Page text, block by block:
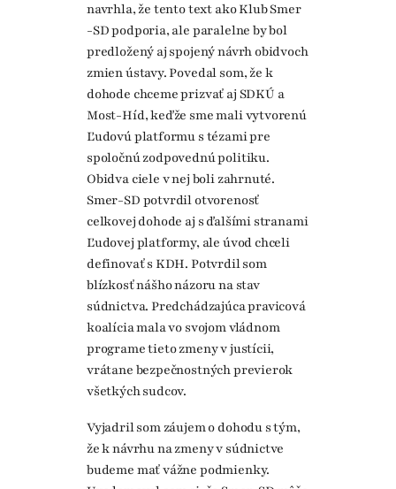
navrhla, že tento text ako Klub Smer
-SD podporia, ale paralelne by bol
predložený aj spojený návrh obidvoch
zmien ústavy. Povedal som, že k
dohode chceme prizvať aj SDKÚ a
Most-Híd, keďže sme mali vytvorenú
Ľudovú platformu s tézami pre
spoločnú zodpovednú politiku.
Obidva ciele v nej boli zahrnuté.
Smer-SD potvrdil otvorenosť
celkovej dohode aj s ďalšími stranami
Ľudovej platformy, ale úvod chceli
definovať s KDH. Potvrdil som
blízkosť nášho názoru na stav
súdnictva. Predchádzajúca pravicová
koalícia mala vo svojom vládnom
programe tieto zmeny v justícii,
vrátane bezpečnostných previerok
všetkých sudcov.
Vyjadril som záujem o dohodu s tým,
že k návrhu na zmeny v súdnictve
budeme mať vážne podmienky.